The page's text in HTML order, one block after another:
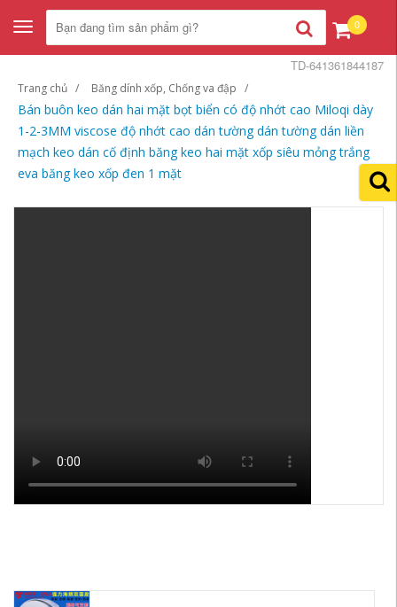
Toggle
navigation
0
Trang chủ Băng dính xốp, Chống va đập
Bán buôn keo dán hai mặt bọt biển có độ nhớt cao Miloqi dày
1-2-3MM viscose độ nhớt cao dán tường dán tường dán liền
mạch keo dán cố định băng keo hai mặt xốp siêu mỏng trắng
eva băng keo xốp đen 1 mặt
TD-641361844187